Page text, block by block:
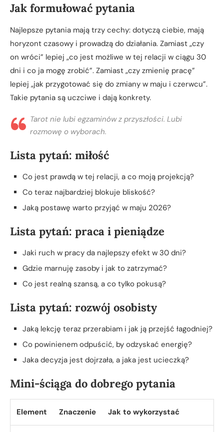
Jak formułować pytania
Najlepsze pytania mają trzy cechy: dotyczą ciebie, mają
horyzont czasowy i prowadzą do działania. Zamiast „czy
on wróci” lepiej „co jest możliwe w tej relacji w ciągu 30
dni i co ja mogę zrobić”. Zamiast „czy zmienię pracę”
lepiej „jak przygotować się do zmiany w maju i czerwcu”.
Takie pytania są uczciwe i dają konkrety.
Tarot nie lubi egzaminów z przyszłości. Lubi
rozmowę o wyborach.
Lista pytań: miłość
Co jest prawdą w tej relacji, a co moją projekcją?
Co teraz najbardziej blokuje bliskość?
Jaką postawę warto przyjąć w maju 2026?
Lista pytań: praca i pieniądze
Jaki ruch w pracy da najlepszy efekt w 30 dni?
Gdzie marnuję zasoby i jak to zatrzymać?
Co jest realną szansą, a co tylko pokusą?
Lista pytań: rozwój osobisty
Jaką lekcję teraz przerabiam i jak ją przejść łagodniej?
Co powinienem odpuścić, by odzyskać energię?
Jaka decyzja jest dojrzała, a jaka jest ucieczką?
Mini-ściąga do dobrego pytania
Element Znaczenie Jak to wykorzystać